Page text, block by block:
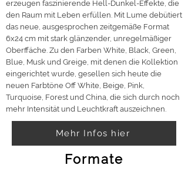
erzeugen faszinierende Hell-Dunkel-Effekte, die
den Raum mit Leben erfüllen. Mit Lume debütiert
das neue, ausgesprochen zeitgemäße Format
6x24 cm mit stark glänzender, unregelmäßiger
Oberffäche. Zu den Farben White, Black, Green,
Blue, Musk und Greige, mit denen die Kollektion
eingerichtet wurde, gesellen sich heute die
neuen Farbtöne Off White, Beige, Pink,
Turquoise, Forest und China, die sich durch noch
mehr Intensität und Leuchtkraft auszeichnen.
Mehr Infos hier
Formate